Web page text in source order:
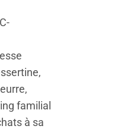
familial
à sa